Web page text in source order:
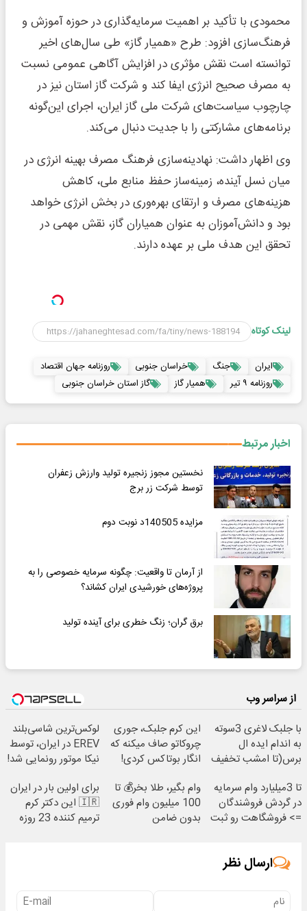
محمودی با تأکید بر اهمیت سرمایه‌گذاری در حوزه آموزش و
فرهنگ‌سازی افزود: طرح «همیار گاز» طی سال‌های اخیر
توانسته است نقش مؤثری در افزایش آگاهی عمومی نسبت
به مصرف صحیح انرژی ایفا کند و شرکت گاز استان نیز در
چارچوب سیاست‌های شرکت ملی گاز ایران، اجرای این‌گونه
برنامه‌های مشارکتی را با جدیت دنبال می‌کند.
وی اظهار داشت: نهادینه‌سازی فرهنگ مصرف بهینه انرژی در
میان نسل آینده، زمینه‌ساز حفظ منابع ملی، کاهش
هزینه‌های مصرف و ارتقای بهره‌وری در بخش انرژی خواهد
بود و دانش‌آموزان به عنوان همیاران گاز، نقش مهمی در
تحقق این هدف ملی بر عهده دارند.
لینک کوتاه
ایران جنگ خراسان جنوبی
روزنامه جهان اقتصاد
روزنامه ۹ تیر
همیار گاز گاز استان خراسان جنوبی
اخبار مرتبط
نخستین مجوز زنجیره تولید وارزش زعفران
توسط شرکت زر برج
مزایده 140505د نوبت دوم
از آرمان تا واقعیت: چگونه سرمایه خصوصی را به
پروژه‌های خورشیدی ایران کشاند؟
برق گران؛ زنگ خطری برای آینده تولید
از سراسر وب
با جلبک لاغری 3سوته
به اندام ایده ال
برس(تا امشب تخفیف
این کرم جلبک، جوری
چروکاتو صاف میکنه که
انگار بوتاکس کردی!
لوکس‌ترین شاسی‌بلند
EREV در ایران، توسط
نیکا موتور رونمایی شد!
تا 3میلیارد وام سرمایه
در گردش فروشندگان
=> فروشگاهت رو ثبت
وام بگیر، طلا بخر💰 تا
100 میلیون وام فوری
بدون ضامن
برای اولین بار در ایران
🇮🇷 این دکتر کرم
ترمیم کننده 23 روزه
ارسال نظر